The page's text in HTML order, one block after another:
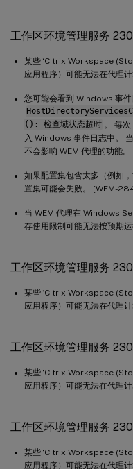
工作区环境管理服务
某些“Citrix Workspace
应用程序）可能无法在代理
您可能会看到 Windows 事件
(): 检查域状态超时 。 每
入 Windows 事件日志中。
不会影响 WEM 代理的功能
如果配置集包含太多（例如
置集可能会失败。 [WEM-
当 WEM 代理在 Windows
存使用限制可能无法按预期
工作区环境管理服务
某些“Citrix Workspace
应用程序）可能无法在代理
工作区环境管理服务
某些“Citrix Workspace
应用程序）可能无法在代理
工作区环境管理服务
某些“Citrix Workspace
应用程序）可能无法在代理